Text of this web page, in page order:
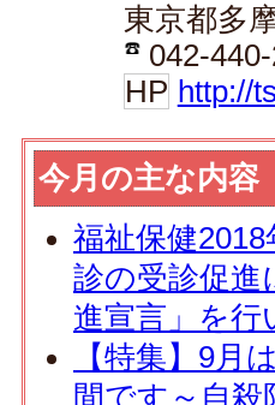
東京都多
042-
HP http://
今月の主な内容
福祉保健
診の受診促進
進宣言」を行
【特集】9月
間です～自